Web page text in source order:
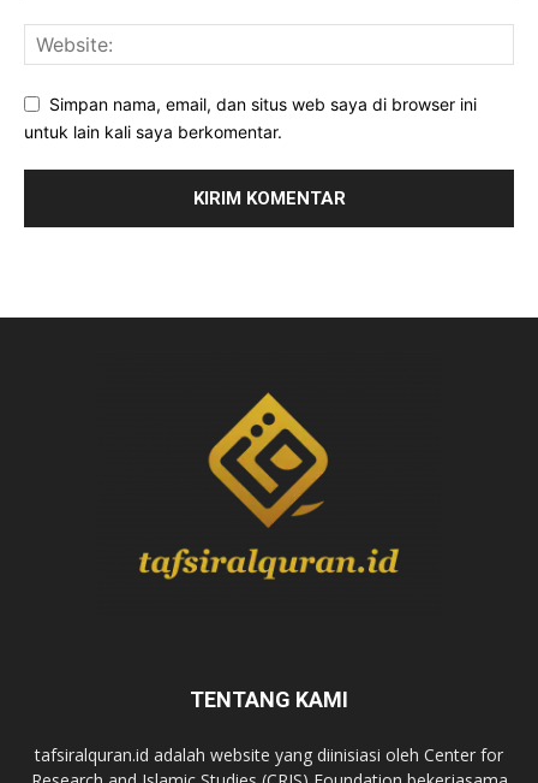
Simpan nama, email, dan situs web saya di browser ini
untuk lain kali saya berkomentar.
TENTANG KAMI
tafsiralquran.id adalah website yang diinisiasi oleh Center for